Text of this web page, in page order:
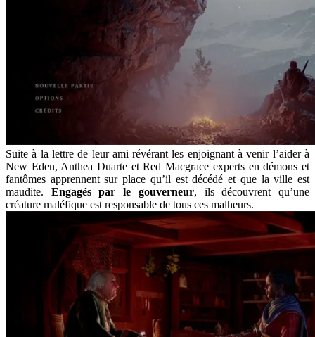
Suite à la lettre de leur ami révérant les enjoignant à venir l’aider à
New Eden, Anthea Duarte et Red Macgrace experts en démons et
fantômes apprennent sur place qu’il est décédé et que la ville est
maudite. Engagés par le gouverneur, ils découvrent qu’une
créature maléfique est responsable de tous ces malheurs.